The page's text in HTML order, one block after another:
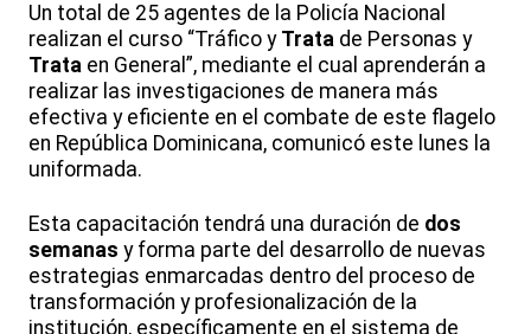
Un total de 25 agentes de la Policía Nacional
realizan el curso “Tráfico y Trata de Personas y
Trata en General”, mediante el cual aprenderán a
realizar las investigaciones de manera más
efectiva y eficiente en el combate de este flagelo
en República Dominicana, comunicó este lunes la
uniformada.
Esta capacitación tendrá una duración de dos
semanas y forma parte del desarrollo de nuevas
estrategias enmarcadas dentro del proceso de
transformación y profesionalización de la
institución, específicamente en el sistema de